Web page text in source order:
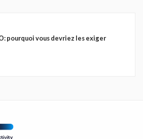
pourquoi vous devriez les exiger